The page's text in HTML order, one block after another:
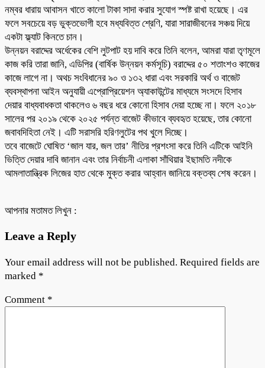
নম্বর ধারায় আবাসন খাতে কালো টাকা সাদা করার সুযোগ স্পষ্ট রাখা হয়েছে। এর
ফলে সবচেয়ে বড় ভুক্তভোগী হবে মধ্যবিত্ত শ্রেণি, যারা সারাজীবনের সঞ্চয় দিয়ে
একটা ফ্ল্যাট কিনতে চান।
উন্নয়ন বরাদ্দের অর্ধেকের বেশি লুটপাট হয় দাবি করে তিনি বলেন, আমরা যারা তৃণমূলে
কাজ করি তারা জানি, এডিপির (বার্ষিক উন্নয়ন কর্মসূচি) বরাদ্দের ৫০ শতাংশও কাজের
কাজে লাগে না। অথচ সংবিধানের ৯০ ও ১৩২ ধারা এবং সরকারি অর্থ ও বাজেট
ব্যবস্থাপনা আইন অনুযায়ী এপ্রোপ্রিয়েশন অ্যাকাউন্টের মাধ্যমে সংসদে হিসাব
দেয়ার বাধ্যবাধকতা থাকলেও ৬ বছর ধরে কোনো হিসাব দেয়া হচ্ছে না। ফলে ২০১৮
সালের পর ২০১৯ থেকে ২০২৫ পর্যন্ত বাজেট কীভাবে ব্যবহৃত হয়েছে, তার কোনো
জবাবদিহিতা নেই। এটি সরাসরি হরিণলুটের পথ খুলে দিচ্ছে।
তবে বাজেটে ঘোষিত ‘জাল যার, জল তার’ নীতির প্রশংসা করে তিনি এটিকে আইনি
ভিত্তি দেয়ার দাবি জানান এবং তার নির্বাচনী এলাকা সাঁথিয়ার ইছামতি নদীকে
আমলাতান্ত্রিক লিজের হাত থেকে মুক্ত করার আহ্বান জানিয়ে বক্তব্য শেষ করেন।
আপনার মতামত লিখুন :
Leave a Reply
Your email address will not be published. Required fields are
marked *
Comment *